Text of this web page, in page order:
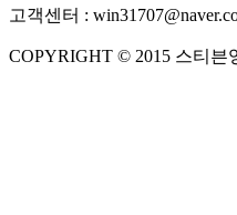
고객센터 :
COPYRIGHT © 2015 스티븐